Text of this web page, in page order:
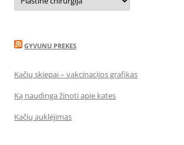
GYVUNU PREKES
Kačių skiepai – vakcinacijos grafikas
Ką naudinga žinoti apie kates
Kačių auklėjimas